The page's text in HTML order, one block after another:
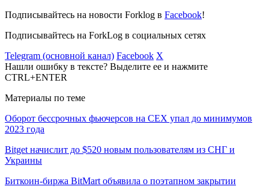
Подписывайтесь на новости Forklog в Facebook!
Подписывайтесь на ForkLog в социальных сетях
Telegram (основной канал) Facebook X
Нашли ошибку в тексте? Выделите ее и нажмите
CTRL+ENTER
Материалы по теме
Оборот бессрочных фьючерсов на CEX упал до минимумов
2023 года
Bitget начислит до $520 новым пользователям из СНГ и
Украины
Биткоин-биржа BitMart объявила о поэтапном закрытии